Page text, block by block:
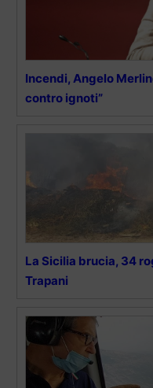
Incendi, Angelo
contro ignoti”
La Sicilia brucia, 34
Trapani